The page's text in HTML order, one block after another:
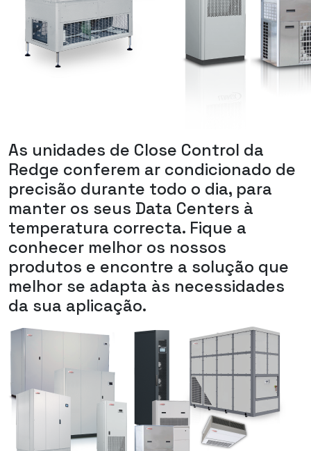
As unidades de Close Control da
Redge conferem ar condicionado de
precisão durante todo o dia, para
manter os seus Data Centers à
temperatura correcta. Fique a
conhecer melhor os nossos
produtos e encontre a solução que
melhor se adapta às necessidades
da sua aplicação.